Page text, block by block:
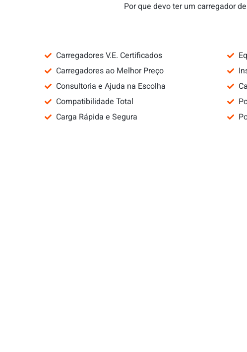
Por que devo ter um carregador
Carregadores V.E. Certificados
Carregadores ao Melhor Preço
Consultoria e Ajuda na Escolha
Compatibilidade Total
Carga Rápida e Segura